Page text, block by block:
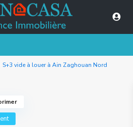
S+3 vide à louer à Ain Zaghouan Nord